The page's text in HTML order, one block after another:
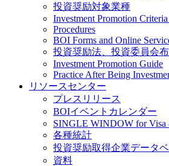
投資奨励対象業種
Investment Promotion
Procedures
BOI Forms and Online
投資奨励法、投資委員会
Investment Promotion Guide
Practice After Being
リソースセンター
プレスリリース
BOIイベントカレンダー
SINGLE WINDOW for Visa
各種統計
投資奨励取得企業データ
資料